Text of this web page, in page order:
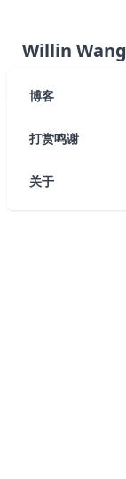
博客
打赏鸣谢
关于
Willin Wang